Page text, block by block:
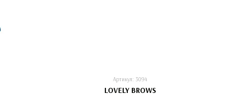
Артикул: 3094
LOVELY BROWS